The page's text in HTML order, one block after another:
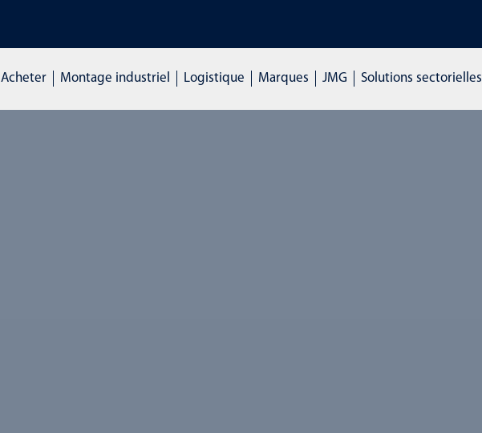
DÉCOUVREZ NOS FORMATIONS : cliquez ici et demandez des renseignements
Acheter Montage industriel Logistique Marques JMG Solutions sectorielles